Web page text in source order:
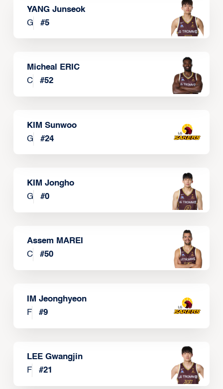
YANG Junseok
G
#5
Micheal ERIC
C
#52
KIM Sunwoo
G
#24
KIM Jongho
G
#0
Assem MAREI
C
#50
IM Jeonghyeon
F
#9
LEE Gwangjin
F
#21